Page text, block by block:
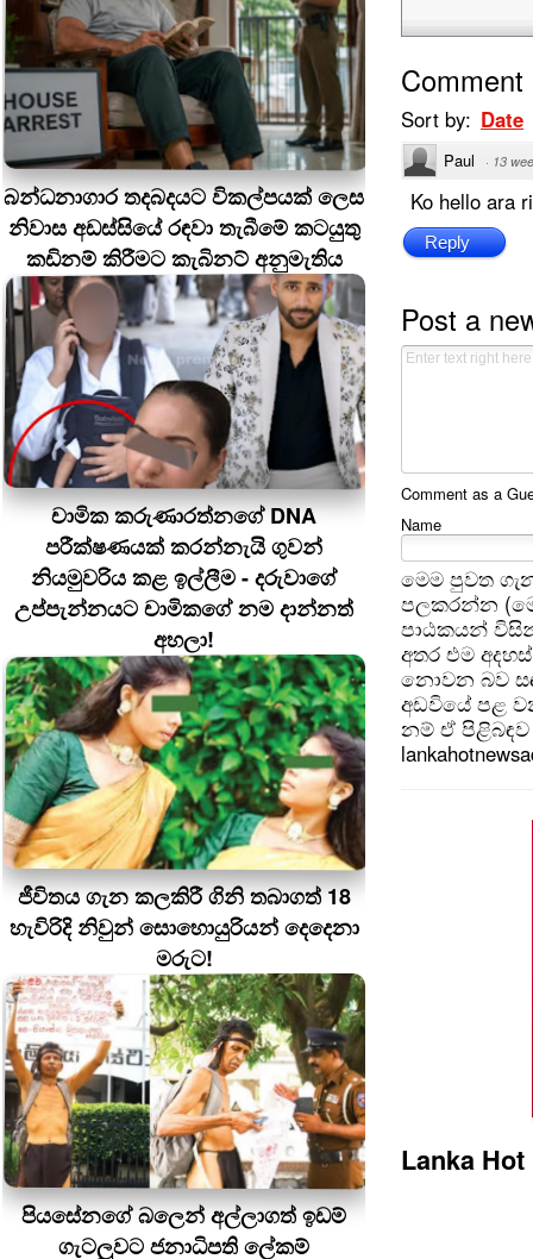
බන්ධනාගාර තදබදයට විකල්පයක් ලෙස
නිවාස අඩස්සියේ රඳවා තැබීමේ කටයුතු
කඩිනම් කිරීමට කැබිනට් අනුමැතිය
චාමික කරුණාරත්නගේ DNA
පරීක්ෂණයක් කරන්නැයි ගුවන්
නියමුවරිය කළ ඉල්ලීම - දරුවාගේ
උප්පැන්නයට චාමිකගේ නම දාන්නත්
අහලා!
ජීවිතය ගැන කලකිරී ගිනි තබාගත් 18
හැවිරිදි නිවුන් සොහොයුරියන් දෙදෙනා
මරුට!
පියසේනගේ බලෙන් අල්ලාගත් ඉඩම්
ගැටලුවට ජනාධිපති ලේකම්
Comment
Sort by: Date
Paul · 13
Ko hello ara
Reply
Post a
Comment as a
Name
මෙම පුවත
පලකරන්න
පාඨකයන්
අතර එම
නොවන බව
අඩවියේ පළ
නම් ඒ පිළිබඳව
Lanka